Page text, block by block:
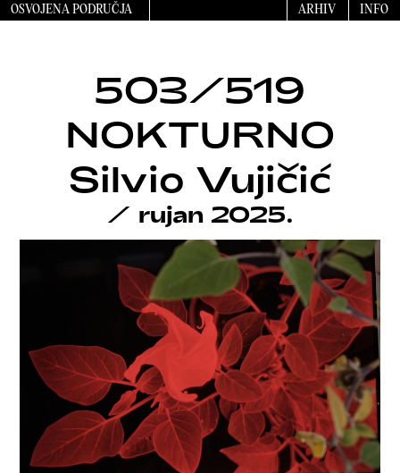
OSVOJENA PODRUČJA ARHIV INFO
503/519
NOKTURNO
Silvio Vujičić
/ rujan 2025.